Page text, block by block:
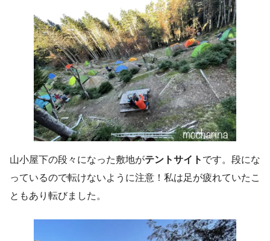
山小屋下の段々になった敷地がテントサイト です。段にな
っているので転けないように注意！私は足が疲れていたこ
ともあり転びました。